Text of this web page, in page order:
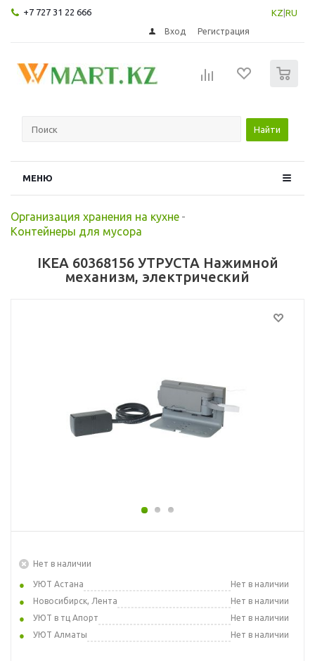
+7 727 31 22 666 KZ RU
Вход Регистрация
Найти
МЕНЮ
Организация хранения на кухне -
Контейнеры для мусора
IKEA 60368156 УТРУСТА Нажимной
механизм, электрический
Нет в наличии
УЮТ Астана
Нет в наличии
Новосибирск, Лента
Нет в наличии
УЮТ в тц Апорт
Нет в наличии
УЮТ Алматы
Нет в наличии